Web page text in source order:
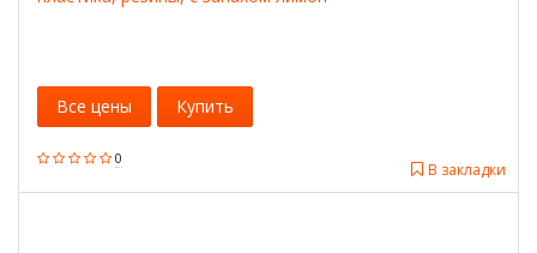
0
В закладки
Все цены Купить